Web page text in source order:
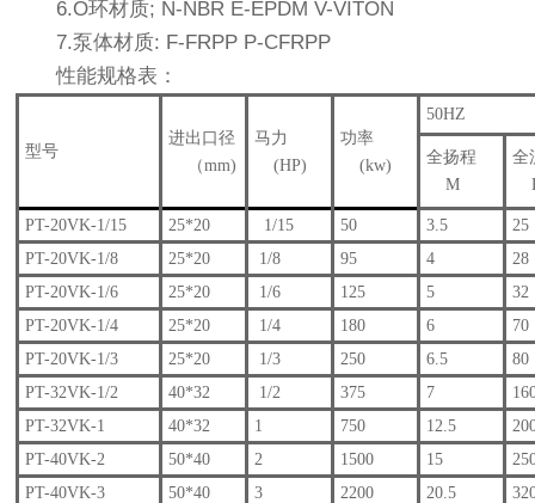
6.O环材质; N-NBR E-EPDM V-VITON
7.泵体材质: F-FRPP P-CFRPP
性能规格表：
型号
进出口径
（mm)
马力
(HP)
功率
(kw)
50HZ
全扬程
M
全
PT-20VK-1/15 25*20 1/15 50 3.5
25
PT-20VK-1/8
25*20 1/8 95 4
28
PT-20VK-1/6
25*20 1/6 125 5
32
PT-20VK-1/4
25*20 1/4 180 6
70
PT-20VK-1/3
25*20 1/3 250 6.5
80
PT-32VK-1/2
40*32 1/2 375 7
PT-32VK-1
40*32 1 750 12.5
PT-40VK-2
50*40 2 1500 15
PT-40VK-3
50*40 3 2200 20.5